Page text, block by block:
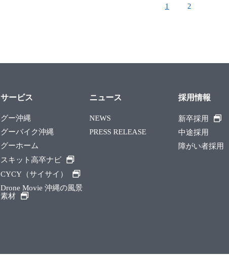
1 2
サービス
グー沖縄
グーバイク沖縄
グーホーム
スキット高卒ナビ
CYCY（サイサイ）
Drone Movie 沖縄の風景
素材
ニュース
NEWS
PRESS RELEASE
採用情報
新卒採用
中途採用
障がい者採用